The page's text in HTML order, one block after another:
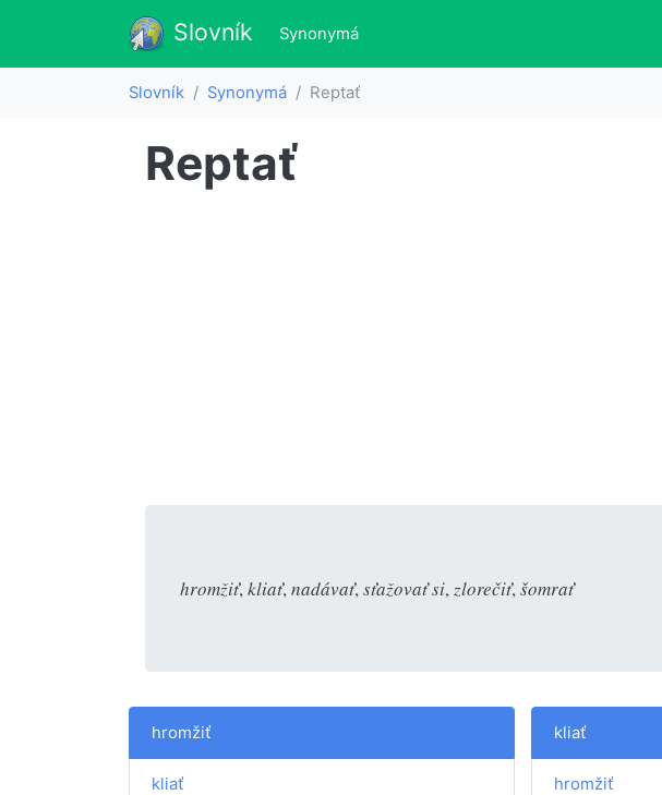
Slovník Slovník
Synonymá(aktualne)
Slovník Synonymá Reptať
Reptať
hromžiť, kliať, nadávať, sťažovať si, zlorečiť, šomrať
hromžiť
kliať
kliať
hromžiť